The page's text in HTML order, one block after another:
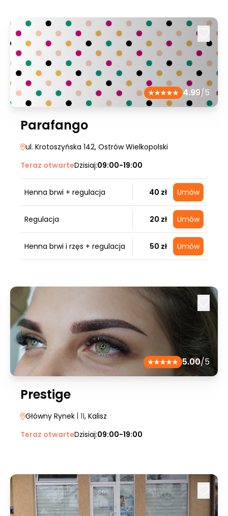
4.99/5
Parafango
ul. Krotoszyńska 142, Ostrów Wielkopolski
Teraz otwarteDzisiaj:09:00-19:00
Henna brwi + regulacja 40 zł Umów
Regulacja 20 zł Umów
Henna brwi i rzęs + regulacja 50 zł Umów
5.00/5
Prestige
Główny Rynek | 11, Kalisz
Teraz otwarteDzisiaj:09:00-19:00